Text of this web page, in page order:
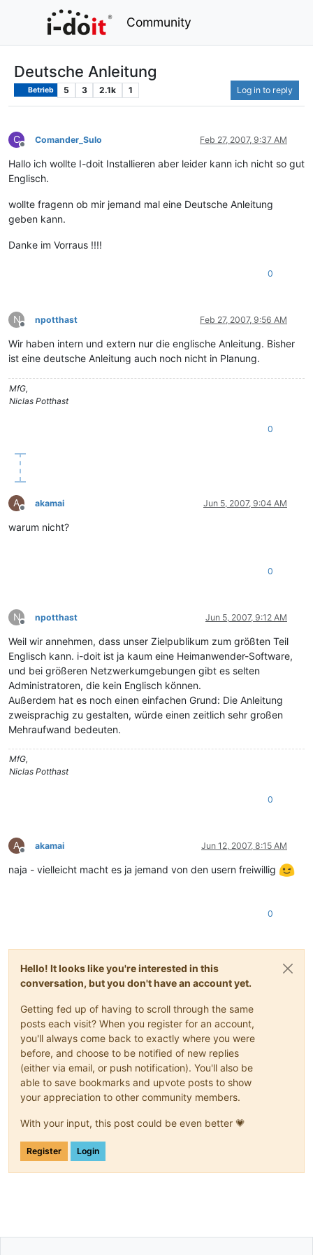
Community
Deutsche Anleitung
Betrieb 5 3 2.1k 1 Log in to reply
C
Offline
Comander_Sulo Feb 27, 2007, 9:37 AM
Hallo ich wollte I-doit Installieren aber leider kann ich nicht so gut
Englisch.
wollte fragenn ob mir jemand mal eine Deutsche Anleitung
geben kann.
Danke im Vorraus !!!!
0
N
Offline
npotthast Feb 27, 2007, 9:56 AM
Wir haben intern und extern nur die englische Anleitung. Bisher
ist eine deutsche Anleitung auch noch nicht in Planung.
MfG,
Niclas Potthast
0
A
Offline
akamai Jun 5, 2007, 9:04 AM
warum nicht?
0
N
Offline
npotthast Jun 5, 2007, 9:12 AM
Weil wir annehmen, dass unser Zielpublikum zum größten Teil
Englisch kann. i-doit ist ja kaum eine Heimanwender-Software,
und bei größeren Netzwerkumgebungen gibt es selten
Administratoren, die kein Englisch können.
Außerdem hat es noch einen einfachen Grund: Die Anleitung
zweisprachig zu gestalten, würde einen zeitlich sehr großen
Mehraufwand bedeuten.
MfG,
Niclas Potthast
0
A
Offline
akamai Jun 12, 2007, 8:15 AM
naja - vielleicht macht es ja jemand von den usern freiwillig
0
Hello! It looks like you're interested in this
conversation, but you don't have an account yet.
Getting fed up of having to scroll through the same
posts each visit? When you register for an account,
you'll always come back to exactly where you were
before, and choose to be notified of new replies
(either via email, or push notification). You'll also be
able to save bookmarks and upvote posts to show
your appreciation to other community members.
With your input, this post could be even better 💗
Register Login